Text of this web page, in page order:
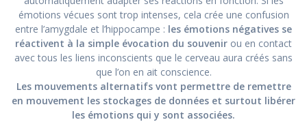
émotions vécues sont trop intenses, cela crée une confusion
entre l’amygdale et l’hippocampe : les émotions négatives se
réactivent à la simple évocation du souvenir ou en contact
avec tous les liens inconscients que le cerveau aura créés sans
que l’on en ait conscience.
Les mouvements alternatifs vont permettre de remettre
en mouvement les stockages de données et surtout libérer
les émotions qui y sont associées.